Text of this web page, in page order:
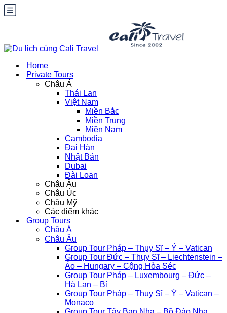
Home
Private Tours
Châu Á
Thái Lan
Việt Nam
Miền Bắc
Miền Trung
Miền Nam
Cambodia
Đại Hàn
Nhật Bản
Dubai
Đài Loan
Châu Âu
Châu Úc
Châu Mỹ
Các điểm khác
Group Tours
Châu Á
Châu Âu
Group Tour Pháp – Thụy Sĩ – Ý – Vatican
Group Tour Đức – Thụy Sĩ – Liechtenstein –
Áo – Hungary – Cộng Hòa Séc
Group Tour Pháp – Luxembourg – Đức –
Hà Lan – Bỉ
Group Tour Pháp – Thụy Sĩ – Ý – Vatican –
Monaco